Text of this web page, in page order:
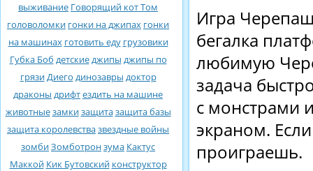
выживание Говорящий кот Том
головоломки гонки на джипах гонки
на машинах готовить еду грузовики
Губка Боб детскиеджипы джипы по
грязиДиего динозавры доктор
драконы дрифтездить на машине
животныезамкизащитазащита базы
защита королевствазвездные войны
зомбиЗомботронзума Кактус
Маккой Кик Бутовский конструктор
Игра
бегалка
любимую
задача
с монстрами
экраном.
проиграешь.